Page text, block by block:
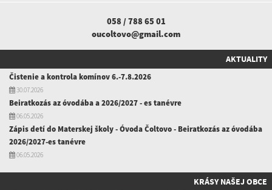
058 / 788 65 01
oucoltovo@gmail.com
AKTUALITY
Čistenie a kontrola komínov 6.-7.8.2026
30.07.2026
Beiratkozás az óvodába a 2026/2027 - es tanévre
06.05.2026
Zápis detí do Materskej školy - Óvoda Čoltovo - Beiratkozás az óvodába
2026/2027-es tanévre
06.05.2026
KRÁSY NAŠEJ OBCE